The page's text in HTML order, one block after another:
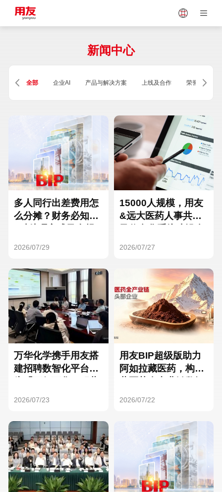
Vietnam
Singapore Malaysia
Thailand
Turkey
Hungary Mexico
Hong Kong Macau
新闻中心
全部 企业AI 产品与解决方案 上线及合作 荣誉及资质
多人同行出差费用怎
么分摊？财务必知的
2026/07/29
15000人规模，用友
&远大医药人事共享
2026/07/27
万华化学携手用友搭
建招聘数智化平台，
2026/07/23
用友BIP超级版助力
阿如拉藏医药，构建
2026/07/22